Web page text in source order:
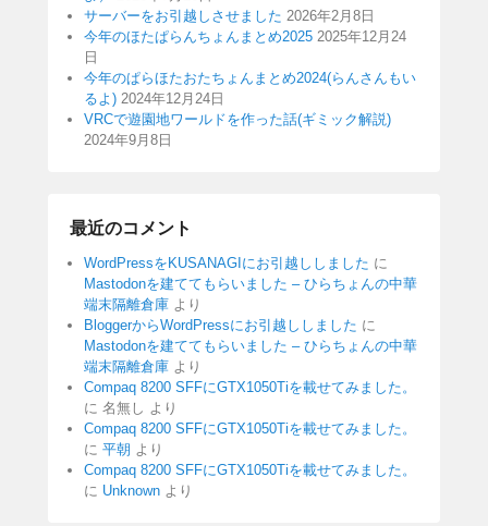
サーバーをお引越しさせました 2026年2月8日
今年のほたぱらんちょんまとめ2025 2025年12月24
日
今年のぱらほたおたちょんまとめ2024(らんさんもい
るよ) 2024年12月24日
VRCで遊園地ワールドを作った話(ギミック解説)
2024年9月8日
最近のコメント
WordPressをKUSANAGIにお引越ししました に
Mastodonを建ててもらいました – ひらちょんの中華
端末隔離倉庫 より
BloggerからWordPressにお引越ししました に
Mastodonを建ててもらいました – ひらちょんの中華
端末隔離倉庫 より
Compaq 8200 SFFにGTX1050Tiを載せてみました。
に 名無し より
Compaq 8200 SFFにGTX1050Tiを載せてみました。
に 平朝 より
Compaq 8200 SFFにGTX1050Tiを載せてみました。
に Unknown より